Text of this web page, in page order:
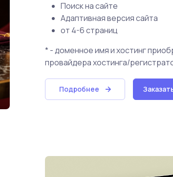
Поиск на сайте
Адаптивная версия сайта
от 4-6 страниц
* - доменное имя и хостинг
провайдера хостинга/
Подробнее